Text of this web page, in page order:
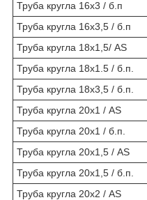
Труба кругла 16х3 / б.п
Труба кругла 16х3,5 / б.п
Труба кругла 18х1,5/ AS
Труба кругла 18х1.5 / б.п.
Труба кругла 18х3,5 / б.п.
Труба кругла 20х1 / AS
Труба кругла 20х1 / б.п.
Труба кругла 20х1,5 / AS
Труба кругла 20х1,5 / б.п.
Труба кругла 20х2 / AS